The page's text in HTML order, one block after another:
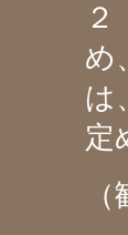
め
は
定